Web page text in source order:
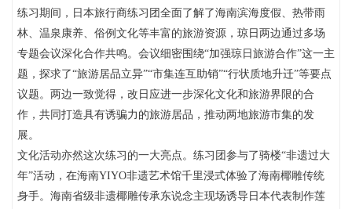
练习期间，日本旅行商练习团全面了解了海南滨海度假、热带雨
林、温泉康养、俗例文化等丰富的旅游资源，琼日两边通过多场
专题会议深化合作共鸣。会议细密围绕“加强琼日旅游合作”这一主
题，探求了“旅游居品立异”“市集连互助销”“行状质地升迁”等要点
议题。两边一致觉得，改日应进一步深化文化和旅游界限的合
作，共同打造具有诱骗力的旅游居品，推动两地旅游市集的发
展。
文化活动亦然这次练习的一大亮点。练习团参与了骑楼“非遗过大
年”活动，在海南YIYO非遗艺术馆千里浸式体验了海南椰雕传统
身手。海南省级非遗椰雕传承东说念主现场诱导日本代表制作莲